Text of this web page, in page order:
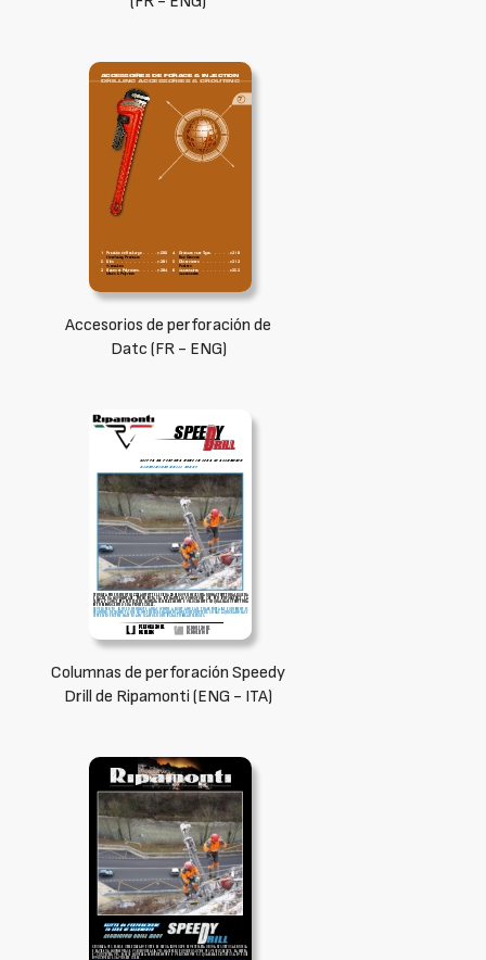
Accesorios de perforación de
Datc (FR - ENG)
Columnas de perforación Speedy
Drill de Ripamonti (ENG - ITA)